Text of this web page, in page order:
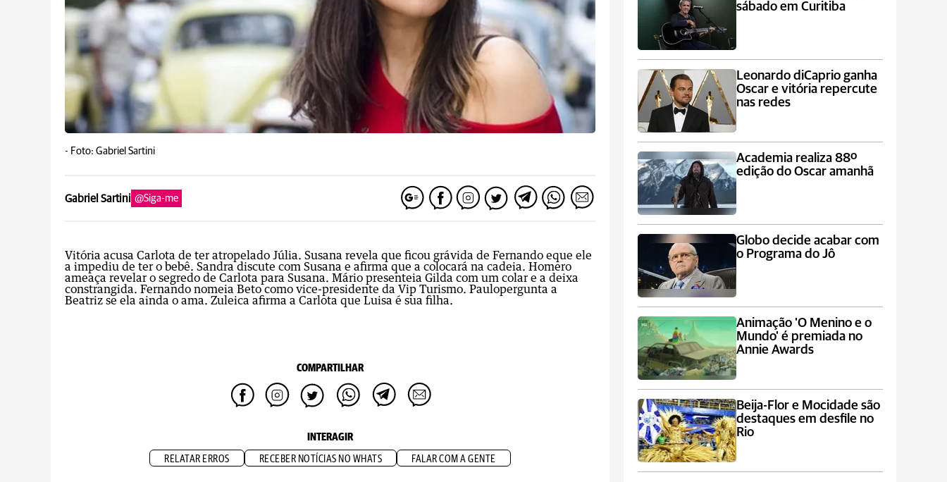
- Foto: Gabriel Sartini
Gabriel Sartini @Siga-me
Vitória acusa Carlota de ter atropelado Júlia. Susana revela que ficou grávida de Fernando eque ele
a impediu de ter o bebê. Sandra discute com Susana e afirma que a colocará na cadeia. Homero
ameaça revelar o segredo de Carlota para Susana. Mário presenteia Gilda com um colar e a deixa
constrangida. Fernando nomeia Beto como vice-presidente da Vip Turismo. Paulopergunta a
Beatriz se ela ainda o ama. Zuleica afirma a Carlota que Luisa é sua filha.
COMPARTILHAR
INTERAGIR
RELATAR ERROS RECEBER NOTÍCIAS NO WHATS FALAR COM A GENTE
sábado em Curitiba
Leonardo diCaprio ganha
Oscar e vitória repercute
nas redes
Academia realiza 88º
edição do Oscar amanhã
Globo decide acabar com
o Programa do Jô
Animação 'O Menino e o
Mundo' é premiada no
Annie Awards
Beija-Flor e Mocidade são
destaques em desfile no
Rio